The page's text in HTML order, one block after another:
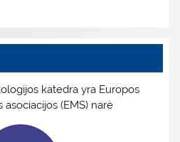
katedra yra Europos
(EMS) narė